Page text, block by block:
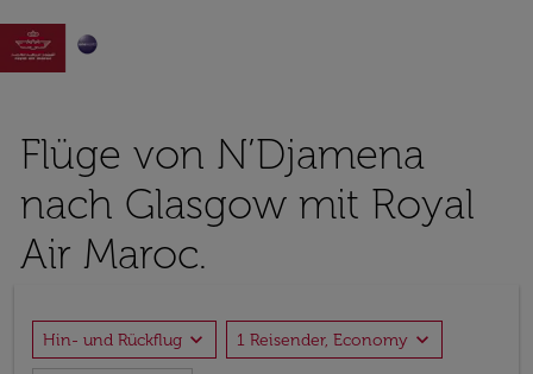

Flüge von N’Djamena
nach Glasgow mit Royal
Air Maroc.
Hin- und Rückflug expand_more 1 Reisender, Economy expand_more